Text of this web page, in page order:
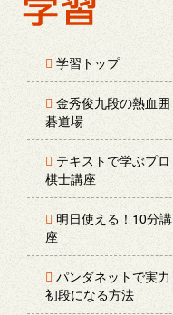
学習トップ
金秀俊九段の熱血囲
碁道場
テキストで学ぶプロ
棋士講座
明日使える！10分講
座
パンダネットで実力
初段になる方法